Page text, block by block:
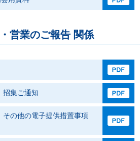
営業のご報告 関係
集ご通知
の他の電子提供措置事項